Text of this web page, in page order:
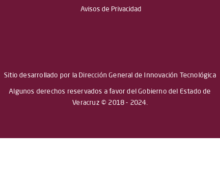
Avisos de Privacidad
Sitio desarrollado por la Dirección General de Innovación Tecnológica
Algunos derechos reservados a favor del Gobierno del Estado de
Veracruz © 2018 - 2024.